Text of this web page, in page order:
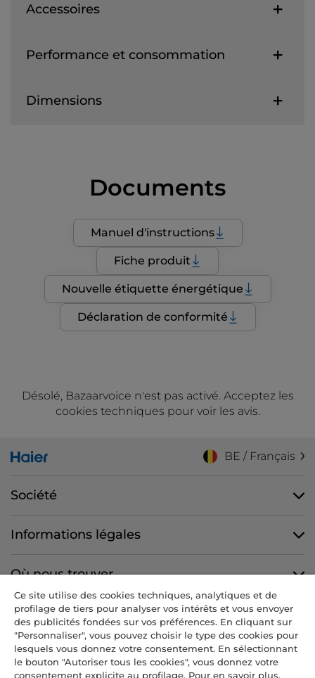
Accessoires
Performance et consommation
Dimensions
Documents
Manuel d'instructions
Fiche produit
Nouvelle étiquette énergétique
Déclaration de conformité
Désolé, Bazaarvoice n'est pas activé. Acceptez les
cookies techniques pour voir les avis.
BE / Français
Société
Informations légales
Où nous trouver
Nous suivre
Ce site utilise des cookies techniques, analytiques et de
profilage de tiers pour analyser vos intérêts et vous envoyer
des publicités fondées sur vos préférences. En cliquant sur
"Personnaliser", vous pouvez choisir le type des cookies pour
lesquels vous donnez votre consentement. En sélectionnant
le bouton "Autoriser tous les cookies", vous donnez votre
consentement explicite au profilage. Pour en savoir plus,